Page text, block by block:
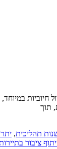
תוך
תהליכית,
ציבור